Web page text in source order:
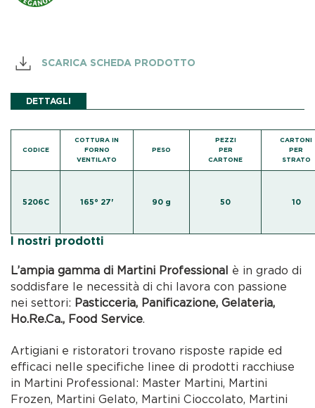
SCARICA SCHEDA PRODOTTO
DETTAGLI
CODICE
COTTURA IN
FORNO
VENTILATO
5206C 165° 27'
PESO
PEZZI
PER
CARTONE
CARTONI
PER
STRATO
90 g 50 10
I nostri prodotti
L’ampia gamma di Martini Professional è in grado di
soddisfare le necessità di chi lavora con passione
nei settori: Pasticceria, Panificazione, Gelateria,
Ho.Re.Ca., Food Service.
Artigiani e ristoratori trovano risposte rapide ed
efficaci nelle specifiche linee di prodotti racchiuse
in Martini Professional: Master Martini, Martini
Frozen, Martini Gelato, Martini Cioccolato, Martini